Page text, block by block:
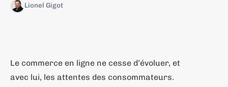
Lionel Gigot
Le commerce en ligne ne cesse d’évoluer, et
avec lui, les attentes des consommateurs.